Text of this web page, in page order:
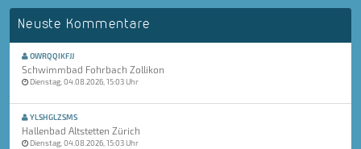
Neuste Kommentare
OWRQQIKFJJ
Schwimmbad Fohrbach Zollikon
Dienstag, 04.08.2026, 15:03 Uhr
YLSHGLZSMS
Hallenbad Altstetten Zürich
Dienstag, 04.08.2026, 15:03 Uhr